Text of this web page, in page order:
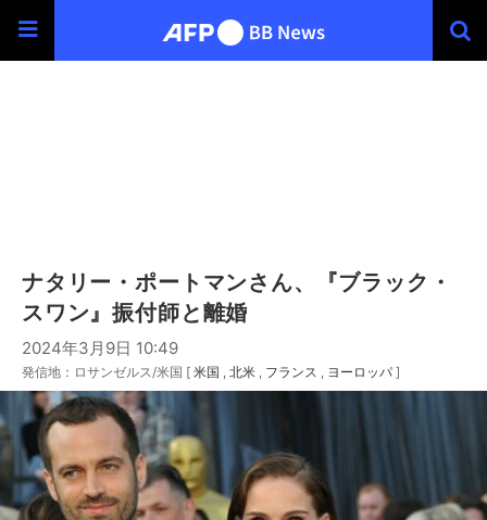
ナタリー・ポートマンさん、『ブラック・
スワン』振付師と離婚
2024年3月9日 10:49
発信地：ロサンゼルス/米国 [ 米国 北米 フランス ヨーロッパ ]